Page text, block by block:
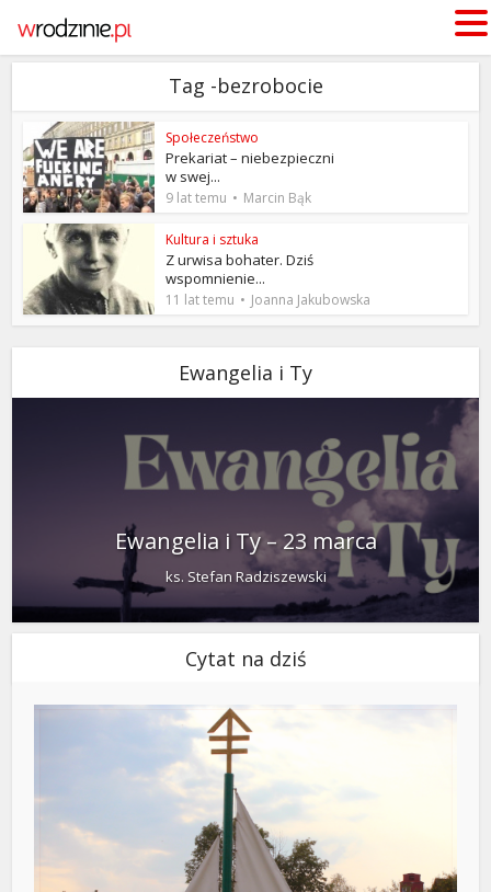
Tag -bezrobocie
Społeczeństwo
Prekariat – niebezpieczni
w swej...
9 lat temu Marcin Bąk
Kultura i sztuka
Z urwisa bohater. Dziś
wspomnienie...
11 lat temu Joanna Jakubowska
Ewangelia i Ty
Ewangelia i Ty – 23 marca
ks. Stefan Radziszewski
Cytat na dziś